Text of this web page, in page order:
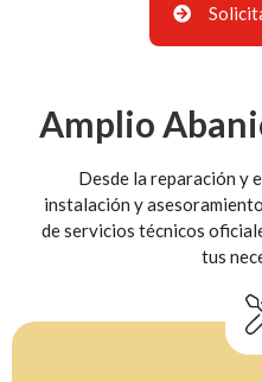
Amplio
Desde la reparación y
instalación y
de servicios técnicos
tus